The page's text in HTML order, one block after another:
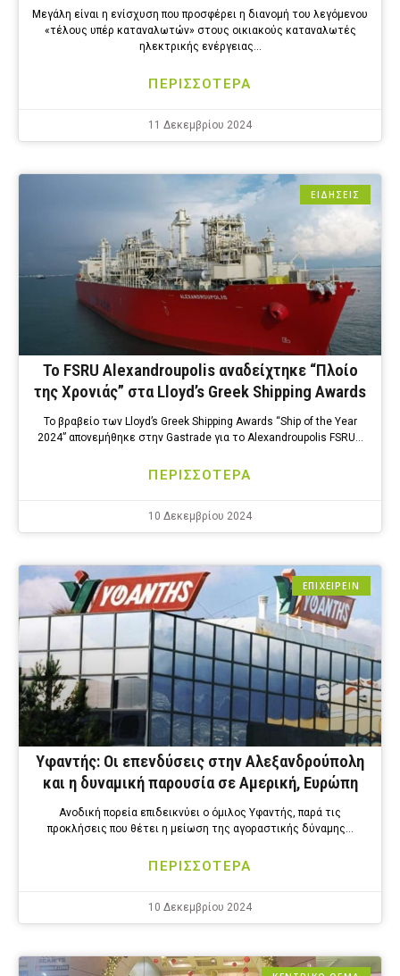
Μεγάλη είναι η ενίσχυση που προσφέρει η διανομή του λεγόμενου
«τέλους υπέρ καταναλωτών» στους οικιακούς καταναλωτές
ηλεκτρικής ενέργειας…
ΠΕΡΙΣΣΟΤΕΡΑ
11 Δεκεμβρίου 2024
ΕΙΔΗΣΕΙΣ
Το FSRU Alexandroupolis αναδείχτηκε “Πλοίο
της Χρονιάς” στα Lloyd’s Greek Shipping Awards
Το βραβείο των Lloyd’s Greek Shipping Awards “Ship of the Year
2024” απονεμήθηκε στην Gastrade για το Alexandroupolis FSRU…
ΠΕΡΙΣΣΟΤΕΡΑ
10 Δεκεμβρίου 2024
ΕΠΙΧΕΙΡΕΙΝ
Υφαντής: Οι επενδύσεις στην Αλεξανδρούπολη
και η δυναμική παρουσία σε Αμερική, Ευρώπη
Ανοδική πορεία επιδεικνύει ο όμιλος Υφαντής, παρά τις
προκλήσεις που θέτει η μείωση της αγοραστικής δύναμης…
ΠΕΡΙΣΣΟΤΕΡΑ
10 Δεκεμβρίου 2024